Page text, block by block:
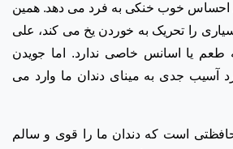
احساس خوب خنکی به فرد می دهد. همین
را تحریک به خوردن یخ می کند، علی
طعم یا اسانس خاصی ندارد. اما جویدن
جدی به مینای دندان ما وارد می
است که دندان ما را قوی و سالم